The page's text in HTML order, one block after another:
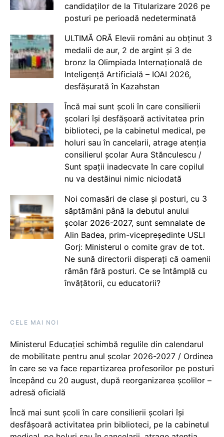
candidaților de la Titularizare 2026 pe
posturi pe perioadă nedeterminată
ULTIMĂ ORĂ Elevii români au obținut 3
medalii de aur, 2 de argint și 3 de
bronz la Olimpiada Internațională de
Inteligență Artificială – IOAI 2026,
desfășurată în Kazahstan
Încă mai sunt școli în care consilierii
școlari își desfășoară activitatea prin
biblioteci, pe la cabinetul medical, pe
holuri sau în cancelarii, atrage atenția
consilierul școlar Aura Stănculescu /
Sunt spații inadecvate în care copilul
nu va destăinui nimic niciodată
Noi comasări de clase și posturi, cu 3
săptămâni până la debutul anului
școlar 2026-2027, sunt semnalate de
Alin Badea, prim-vicepreședinte USLI
Gorj: Ministerul o comite grav de tot.
Ne sună directorii disperați că oamenii
rămân fără posturi. Ce se întâmplă cu
învățătorii, cu educatorii?
CELE MAI NOI
Ministerul Educației schimbă regulile din calendarul
de mobilitate pentru anul școlar 2026-2027 / Ordinea
în care se va face repartizarea profesorilor pe posturi
începând cu 20 august, după reorganizarea școlilor –
adresă oficială
Încă mai sunt școli în care consilierii școlari își
desfășoară activitatea prin biblioteci, pe la cabinetul